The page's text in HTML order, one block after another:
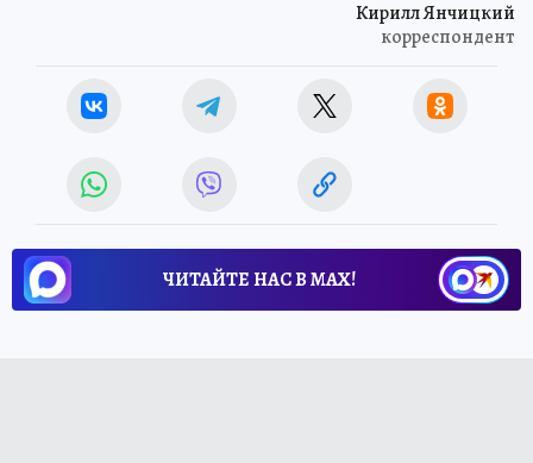
Кирилл Янчицкий
корреспондент
ЧИТАЙТЕ НАС В МАХ!